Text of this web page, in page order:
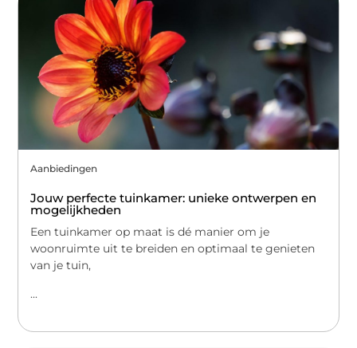
Aanbiedingen
Jouw perfecte tuinkamer: unieke ontwerpen en
mogelijkheden
Een tuinkamer op maat is dé manier om je
woonruimte uit te breiden en optimaal te genieten
van je tuin,
...